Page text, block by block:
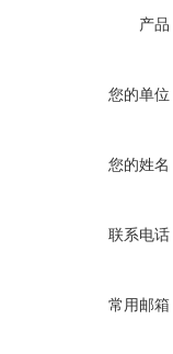
产品
您的单位
您的姓名
联系电话
常用邮箱